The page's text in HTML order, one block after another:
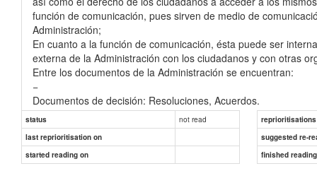
función de comunicación, pues sirven de medio de
Administración;
En cuanto a la función de comunicación, ésta puede ser
externa de la Administración con los ciudadanos y con otras
Entre los documentos de la Administración se encuentran:
−
Documentos de decisión: Resoluciones, Acuerdos.
−
Documentos de transmisión: Comunicaciones, Notificaciones,
−
Documentos de constanci
status not read
reprioritisations
last reprioritisation on
suggested re-
started reading on
finished